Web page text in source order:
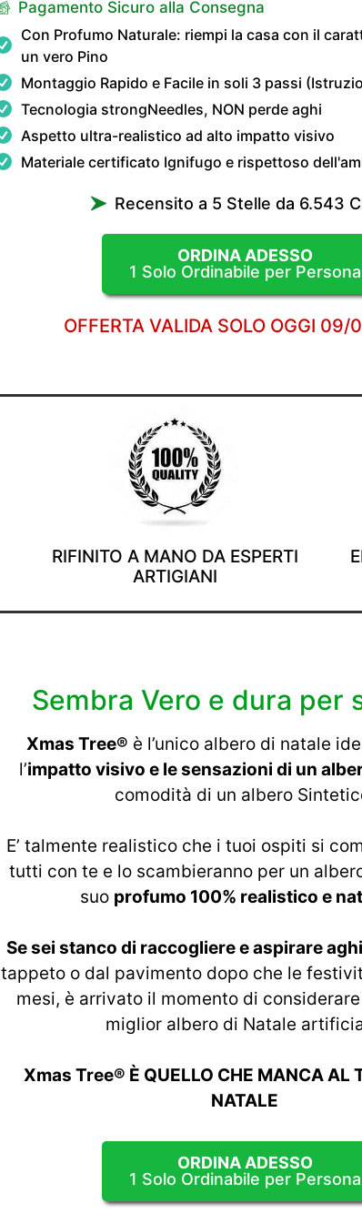
Pagamento Sicuro alla Consegna
Con Profumo Naturale: riempi la casa con il
un vero Pino
Montaggio Rapido e Facile in soli 3 passi
Tecnologia strongNeedles, NON perde aghi
Aspetto ultra-realistico ad alto impatto visivo
Materiale certificato Ignifugo e rispettoso
Recensito a 5 Stelle da 6.543
ORDINA ADESSO
1 Solo Ordinabile per Persona
OFFERTA VALIDA SOLO OGGI 09/
RIFINITO A MANO DA ESPERTI
ARTIGIANI
Sembra Vero e dura per
Xmas Tree® è l’unico albero di natale
l’impatto visivo e le sensazioni di un
comodità di un albero
E’ talmente realistico che i tuoi ospiti si
tutti con te e lo scambieranno per un
suo profumo 100% realistico e
Se sei stanco di raccogliere e aspirare
tappeto o dal pavimento dopo che le
mesi, è arrivato il momento di considerare
miglior albero di Natale
Xmas Tree® È QUELLO CHE MANCA AL
NATALE
ORDINA ADESSO
1 Solo Ordinabile per Persona